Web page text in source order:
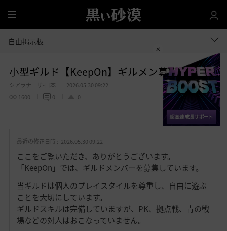
全
体
自由掲示板
小型ギルド【KeepOn】ギルメン募集中です
シアラナーザ-日本
2026.05.30 09:22
1600
0 0
お
り
共有する
最近の修正日時 : 2026.05.30 09:22
ここをご覧いただき、ありがとうございます。
「KeepOn」では、ギルドメンバーを募集しています。
当ギルドは個人のプレイスタイルを尊重し、自由に遊ぶ
ことを大切にしています。
ギルドスキルは完備していますが、PK、拠点戦、青の戦
場などの対人はおこなっていません。